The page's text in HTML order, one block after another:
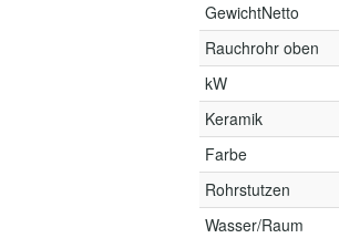
GewichtNetto
Rauchrohr oben
kW
Keramik
Farbe
Rohrstutzen
Wasser/Raum